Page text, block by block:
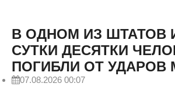
В ОДНОМ ИЗ ШТАТОВ
СУТКИ ДЕСЯТКИ
ПОГИБЛИ ОТ УДАРОВ
07.08.2026 00:07